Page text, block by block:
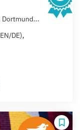
Dortmund...
DE),